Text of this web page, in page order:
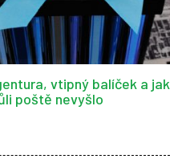
vtipný balíček a jak
poště nevyšlo